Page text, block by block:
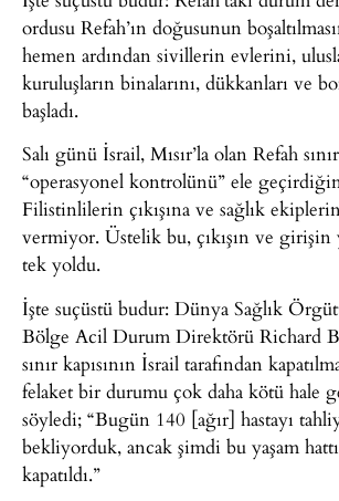
ordusu Refah’ın doğusunun
hemen ardından sivillerin evlerini,
kuruluşların binalarını, dükkanları ve
başladı.
Salı günü İsrail, Mısır’la olan Refah
“operasyonel kontrolünü” ele
Filistinlilerin çıkışına ve sağlık
vermiyor. Üstelik bu, çıkışın ve girişin
tek yoldu.
İşte suçüstü budur: Dünya Sağlık
Bölge Acil Durum Direktörü Richard
sınır kapısının İsrail tarafından
felaket bir durumu çok daha kötü hale
söyledi; “Bugün 140 [ağır] hastayı
bekliyorduk, ancak şimdi bu yaşam
kapatıldı.”